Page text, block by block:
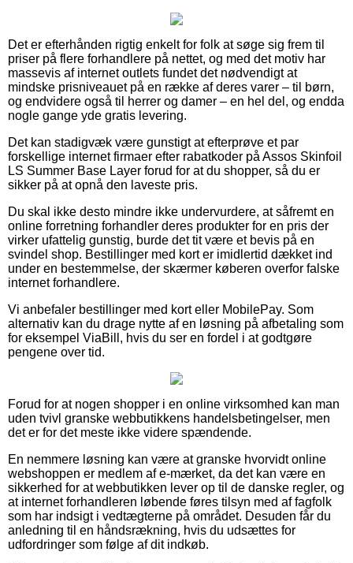
Det er efterhånden rigtig enkelt for folk at søge sig frem til
priser på flere forhandlere på nettet, og med det motiv har
massevis af internet outlets fundet det nødvendigt at
mindske prisniveauet på en række af deres varer – til børn,
og endvidere også til herrer og damer – en hel del, og endda
nogle gange yde gratis levering.
Det kan stadigvæk være gunstigt at efterprøve et par
forskellige internet firmaer efter rabatkoder på Assos Skinfoil
LS Summer Base Layer forud for at du shopper, så du er
sikker på at opnå den laveste pris.
Du skal ikke desto mindre ikke undervurdere, at såfremt en
online forretning forhandler deres produkter for en pris der
virker ufattelig gunstig, burde det tit være et bevis på en
svindel shop. Bestillinger med kort er imidlertid dækket ind
under en bestemmelse, der skærmer køberen overfor falske
internet forhandlere.
Vi anbefaler bestillinger med kort eller MobilePay. Som
alternativ kan du drage nytte af en løsning på afbetaling som
for eksempel ViaBill, hvis du ser en fordel i at godtgøre
pengene over tid.
Forud for at nogen shopper i en online virksomhed kan man
uden tvivl granske webbutikkens handelsbetingelser, men
det er for det meste ikke videre spændende.
En nemmere løsning kan være at granske hvorvidt online
webshoppen er medlem af e-mærket, da det kan være en
sikkerhed for at webbutikken lever op til de danske regler, og
at internet forhandleren løbende føres tilsyn med af fagfolk
som har indsigt i vedtægterne på området. Desuden får du
anledning til en håndsrækning, hvis du udsættes for
udfordringer som følge af dit indkøb.